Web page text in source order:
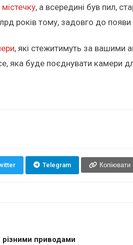
, а всередині був пил,
років тому, задовго до
, які стежитимуть за вашими
яка буде поєднувати камери
Telegram Копіювати
різними приводами